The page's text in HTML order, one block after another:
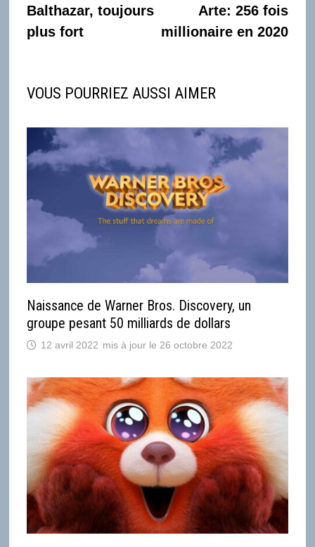
de
l’article
précédente :
Balthazar, toujours
plus fort
Arte: 256 fois
millionaire en 2020
VOUS POURRIEZ AUSSI AIMER
Naissance de Warner Bros. Discovery, un
groupe pesant 50 milliards de dollars
12 avril 2022 26 octobre 2022